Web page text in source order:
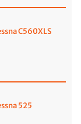
C560XLS
525